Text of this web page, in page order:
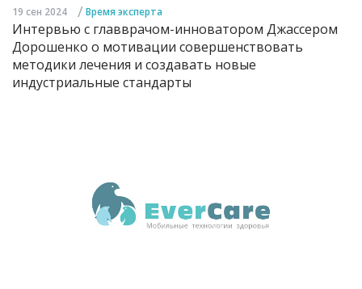
19 сен 2024 / Время эксперта
Интервью с главврачом-инноватором Джассером
Дорошенко о мотивации совершенствовать
методики лечения и создавать новые
индустриальные стандарты